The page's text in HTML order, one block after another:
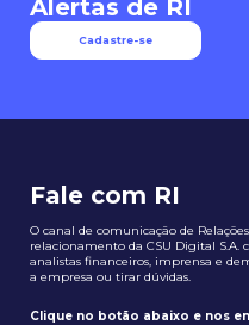
Alertas de RI
Cadastre-se
Fale com RI
O canal de comunicação de
relacionamento da CSU Digital S.A.
analistas financeiros, imprensa e
a empresa ou tirar dúvidas.
Clique no botão abaixo e nos